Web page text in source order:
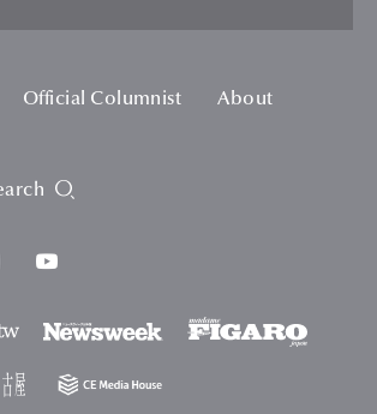
Official Columnist
About